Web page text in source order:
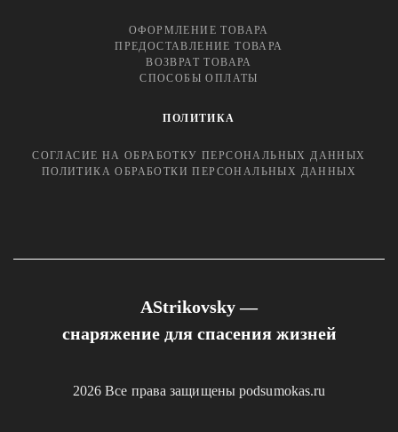
ОФОРМЛЕНИЕ ТОВАРА
ПРЕДОСТАВЛЕНИЕ ТОВАРА
ВОЗВРАТ ТОВАРА
СПОСОБЫ ОПЛАТЫ
ПОЛИТИКА
СОГЛАСИЕ НА ОБРАБОТКУ ПЕРСОНАЛЬНЫХ ДАННЫХ
ПОЛИТИКА ОБРАБОТКИ ПЕРСОНАЛЬНЫХ ДАННЫХ
AStrikovsky —
снаряжение для спасения жизней
2026 Все права защищены podsumokas.ru